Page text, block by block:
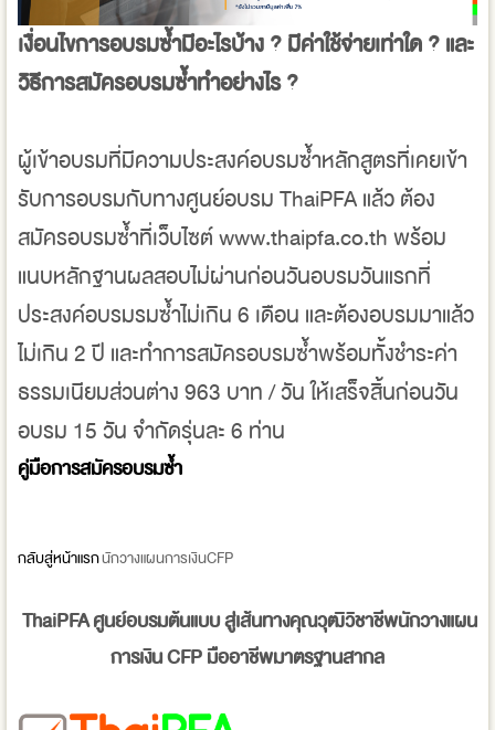
เงื่อนไขการอบรมซ้ำมีอะไรบ้าง ? มีค่าใช้จ่ายเท่าใด ? และ
วิธีการสมัครอบรมซ้ำทำอย่างไร ?
ผู้เข้าอบรมที่มีความประสงค์อบรมซ้ำหลักสูตรที่เคยเข้า
รับการอบรมกับทางศูนย์อบรม ThaiPFA แล้ว ต้อง
สมัครอบรมซ้ำที่เว็บไซต์ www.thaipfa.co.th พร้อม
แนบหลักฐานผลสอบไม่ผ่านก่อนวันอบรมวันแรกที่
ประสงค์อบรมรมซ้ำไม่เกิน 6 เดือน และต้องอบรมมาแล้ว
ไม่เกิน 2 ปี และทำการสมัครอบรมซ้ำพร้อมทั้งชำระค่า
ธรรมเนียมส่วนต่าง 963 บาท / วัน ให้เสร็จสิ้นก่อนวัน
อบรม 15 วัน จำกัดรุ่นละ 6 ท่าน
คู่มือการสมัครอบรมซ้ำ
กลับสู่หน้าแรกนักวางแผนการเงินCFP
ThaiPFAศูนย์อบรมต้นแบบ สู่เส้นทางคุณวุฒิวิชาชีพนักวางแผน
การเงินCFPมืออาชีพมาตรฐานสากล